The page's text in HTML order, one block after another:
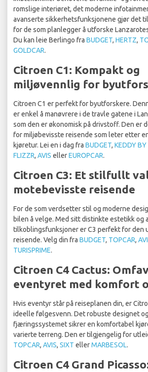
romslige interiøret, det moderne
avanserte sikkerhetsfunksjonene gjør det
for de som planlegger å utforske
Du kan leie Berlingo fra BUDGET, HERTZ,
GOLDCAR.
Citroen C1: Kompakt og
miljøvennlig for
Citroen C1 er perfekt for byutforskere.
er enkel å manøvrere i de travle gatene i
som den er økonomisk på drivstoff. Den er
for miljøbevisste reisende som leter etter
kjøretur. Lei en i dag fra BUDGET, KEDDY BY
FLIZZR, AVIS ellerEUROPCAR.
Citroen C3: Et stilfullt
motebevisste reisende
For de som verdsetter stil og moderne
bilen å velge. Med sitt distinkte estetikk og
tilkoblingsfunksjoner er C3 perfekt for den
reisende. Velg din fra BUDGET, TOPCAR,
TURISPRIME.
Citroen C4 Cactus:
eventyret med komfort
Hvis eventyr står på reiseplanen din, er
ideelle følgesvenn. Det robuste designet
fjæringssystemet sikrer en komfortabel
varierte terreng. Den er tilgjengelig for
TOPCAR, AVIS, SIXT ellerMARBESOL.
Citroen C4 Grand